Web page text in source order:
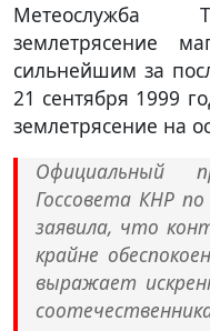
Метеослужба
землетрясение
сильнейшим за
21 сентября 1999
землетрясение на
Официальный
Госсовета КНР
заявила, что
крайне
выражает